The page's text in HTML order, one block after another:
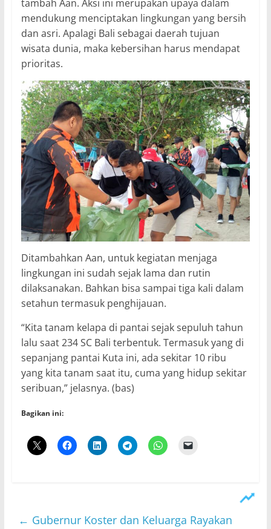
tambah Aan. Aksi ini merupakan upaya dalam
mendukung menciptakan lingkungan yang bersih
dan asri. Apalagi Bali sebagai daerah tujuan
wisata dunia, maka kebersihan harus mendapat
prioritas.
Ditambahkan Aan, untuk kegiatan menjaga
lingkungan ini sudah sejak lama dan rutin
dilaksanakan. Bahkan bisa sampai tiga kali dalam
setahun termasuk penghijauan.
“Kita tanam kelapa di pantai sejak sepuluh tahun
lalu saat 234 SC Bali terbentuk. Termasuk yang di
sepanjang pantai Kuta ini, ada sekitar 10 ribu
yang kita tanam saat itu, cuma yang hidup sekitar
seribuan,” jelasnya. (bas)
Bagikan ini:
← Gubernur Koster dan Keluarga Rayakan